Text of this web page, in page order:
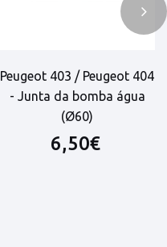
Peugeot 403 / Peugeot 404
- Junta da bomba água
(Ø60)
6,50€